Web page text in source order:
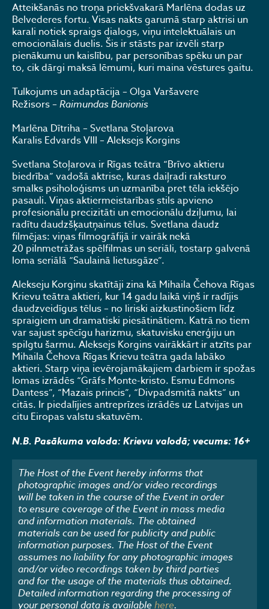
Atteikšanās no troņa priekšvakarā Marlēna dodas uz
Belvederes fortu. Visas nakts garumā starp aktrisi un
karali notiek spraigs dialogs, viņu intelektuālais un
emocionālais duelis. Šis ir stāsts par izvēli starp
pienākumu un kaislību, par personības spēku un par
to, cik dārgi maksā lēmumi, kuri maina vēstures gaitu.
Tulkojums un adaptācija – Olga Varšavere
Režisors –Raimundas Banionis
Marlēna Dītriha – Svetlana Stoļarova
Karalis Edvards VIII – Aleksejs Korgins
Svetlana Stoļarova ir Rīgas teātra “Brīvo aktieru
biedrība” vadošā aktrise, kuras daiļradi raksturo
smalks psiholoģisms un uzmanība pret tēla iekšējo
pasauli. Viņas aktiermeistarības stils apvieno
profesionālu precizitāti un emocionālu dziļumu, lai
radītu daudzšķautņainus tēlus. Svetlana daudz
filmējas: viņas filmogrāfijā ir vairāk nekā
20 pilnmetrāžas spēlfilmas un seriāli, tostarp galvenā
loma seriālā “Saulainā lietusgāze”.
Alekseju Korginu skatītāji zina kā Mihaila Čehova Rīgas
Krievu teātra aktieri, kur 14 gadu laikā viņš ir radījis
daudzveidīgus tēlus – no liriski aizkustinošiem līdz
spraigiem un dramatiski piesātinātiem. Katrā no tiem
var sajust spēcīgu harizmu, skatuvisku enerģiju un
spilgtu šarmu. Aleksejs Korgins vairākkārt ir atzīts par
Mihaila Čehova Rīgas Krievu teātra gada labāko
aktieri. Starp viņa ievērojamākajiem darbiem ir spožas
lomas izrādēs “Grāfs Monte-kristo. Esmu Edmons
Dantess”, “Mazais princis”, “Divpadsmitā nakts” un
citās. Ir piedalījies antreprīzes izrādēs uz Latvijas un
citu Eiropas valstu skatuvēm.
N.B. Pasākuma valoda: Krievu valodā; vecums: 16+
The Host of the Event hereby informs that
photographic images and/or video recordings
will be taken in the course of the Event in order
to ensure coverage of the Event in mass media
and information materials. The obtained
materials can be used for publicity and public
information purposes. The Host of the Event
assumes no liability for any photographic images
and/or video recordings taken by third parties
and for the usage of the materials thus obtained.
Detailed information regarding the processing of
your personal data is availablehere.